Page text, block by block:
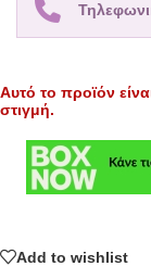
Αυτό το προϊόν
στιγμή.
Add to wishlist